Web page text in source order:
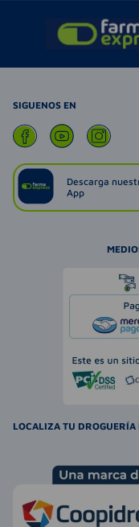
SIGUENOS EN
Descarga
App
LOCALIZA TU DROGUERÍA